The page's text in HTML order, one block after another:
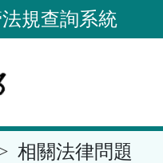
規查詢系統
相關法律問題